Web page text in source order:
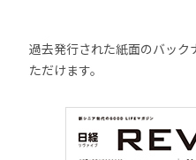
過去発行された紙面のバッ
ただけます。